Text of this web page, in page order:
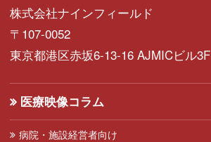
株式会社ナインフィールド
〒107-0052
東京都港区赤坂6-13-16 AJMICビル3F
医療映像コラム
病院・施設経営者向け